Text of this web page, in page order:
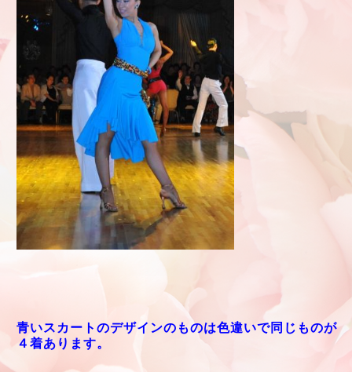
青いスカートのデザインのものは色違いで同じものが
４着あります。